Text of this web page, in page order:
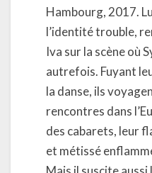
Hambourg, 2017.
l’identité trouble,
Iva sur la scène où
autrefois. Fuyant
la danse, ils
rencontres dans
des cabarets, leur
et métissé